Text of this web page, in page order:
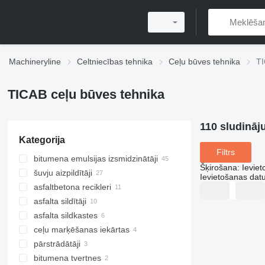
Machineryline Celtniecības tehnika Ceļu būves tehnika
TICAB ceļu būves tehnika
Kategorija
bitumena emulsijas izsmidzinātāji
šuvju aizpildītāji
asfaltbetona recikleri
asfalta sildītāji
asfalta sildkastes
ceļu marķēšanas iekārtas
pārstrādātāji
bitumena tvertnes
110
Filtrs
Šķirošana:
Ievietošanas